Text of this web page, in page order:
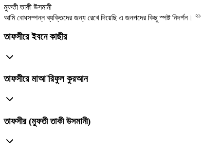
মুফতী তাকী উসমানী
আমি বোধসম্পন্ন ব্যক্তিদের জন্য রেখে দিয়েছি এ জনপদের কিছু স্পষ্ট নিদর্শন। ২১
তাফসীরে ইবনে কাছীর
তাফসীরে মাআ'রিফুল কুরআন
তাফসীর (মুফতী তাকী উসমানী)